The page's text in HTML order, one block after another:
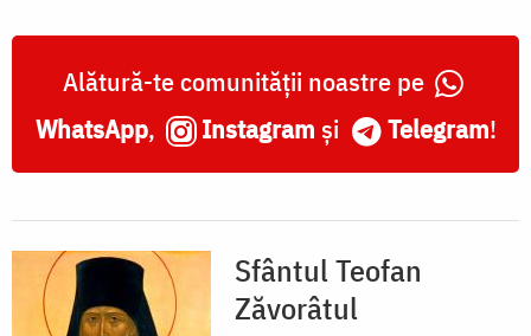
Alătură-te comunității noastre pe
WhatsApp, Instagram și Telegram!
Sfântul Teofan
Zăvorâtul